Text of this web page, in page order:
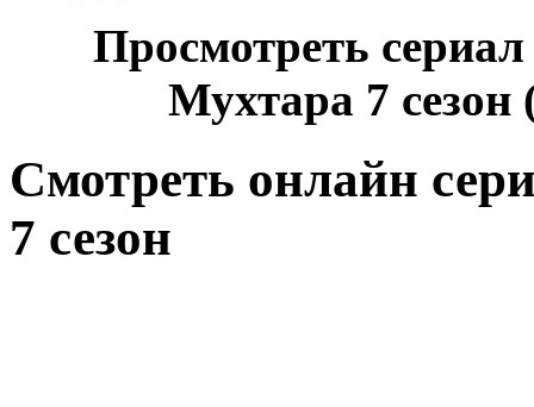
Просмотреть
Мухтара 7 сезон
Смотреть онлайн
7 сезон